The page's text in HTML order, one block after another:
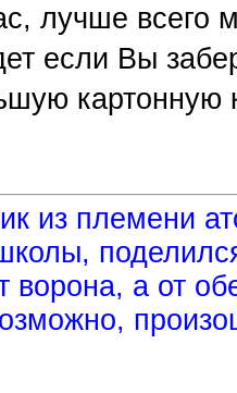
лучше
если Вы
картонную
из племени
ворона, а от